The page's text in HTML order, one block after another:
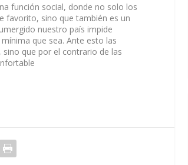
función social, donde no solo los
favorito, sino que también es un
nuestro país impide
que sea. Ante esto las
que por el contrario de las